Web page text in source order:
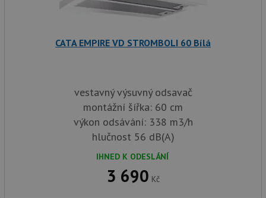
CATA EMPIRE VD STROMBOLI 60 Bílá
vestavný výsuvný odsavač
montážní šířka: 60 cm
výkon odsávání: 338 m3/h
hlučnost 56 dB(A)
IHNED K ODESLÁNÍ
3 690 Kč